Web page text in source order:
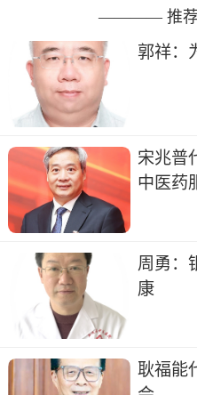
———— 推
郭祥：
宋兆普
中医药
周勇：
康
耿福能